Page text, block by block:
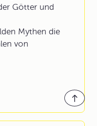
Götter und
Mythen die
von